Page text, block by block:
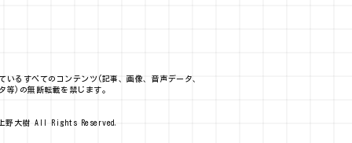
いるすべてのコンテンツ(記事、画像、音声データ、
等)の無断転載を禁じます。
野大樹 All Rights Reserved.